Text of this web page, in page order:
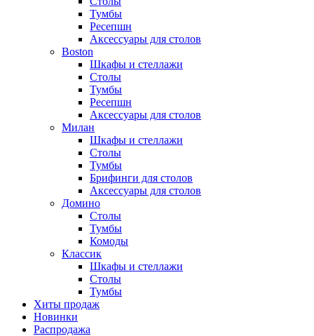
Тумбы
Ресепшн
Аксессуары для столов
Boston
Шкафы и стеллажи
Столы
Тумбы
Ресепшн
Аксессуары для столов
Милан
Шкафы и стеллажи
Столы
Тумбы
Брифинги для столов
Аксессуары для столов
Домино
Столы
Тумбы
Комоды
Классик
Шкафы и стеллажи
Столы
Тумбы
Хиты продаж
Новинки
Распродажа